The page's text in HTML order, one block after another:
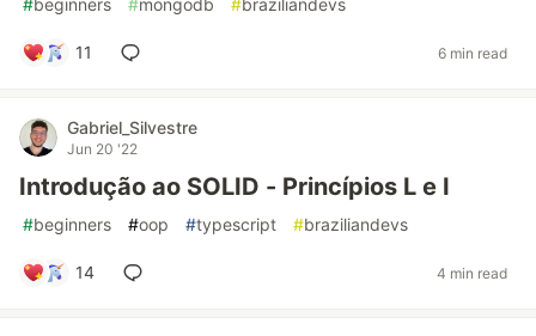
#beginners #mongodb #braziliandevs
11 6 min read
Gabriel_Silvestre
Jun 20 '22
Introdução ao SOLID - Princípios L e I
#beginners #oop #typescript #braziliandevs
14 4 min read